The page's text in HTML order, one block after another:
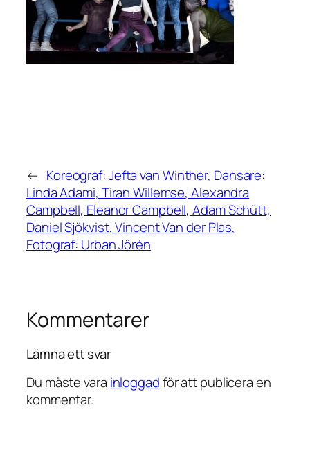
← Koreograf: Jefta van Winther, Dansare:
Linda Adami, Tiran Willemse, Alexandra
Campbell, Eleanor Campbell, Adam Schütt,
Daniel Sjökvist, Vincent Van der Plas,
Fotograf: Urban Jörén
Kommentarer
Lämna ett svar
Du måste vara inloggadför att publicera en
kommentar.